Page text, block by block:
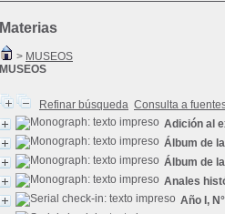
Materias
> MUSEOS
MUSEOS
Refinar búsqueda Consulta a
Adición al
Álbum de
Álbum de
Anales
Año I,